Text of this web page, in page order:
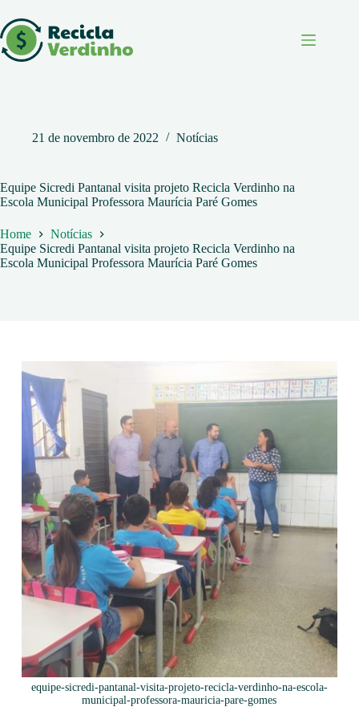
para
o
conteúdo
21 de novembro de 2022 Notícias
Equipe Sicredi Pantanal visita projeto Recicla Verdinho na
Escola Municipal Professora Maurícia Paré Gomes
Home
Notícias
Equipe Sicredi Pantanal visita projeto Recicla Verdinho na
Escola Municipal Professora Maurícia Paré Gomes
equipe-sicredi-pantanal-visita-projeto-recicla-verdinho-na-escola-
municipal-professora-mauricia-pare-gomes